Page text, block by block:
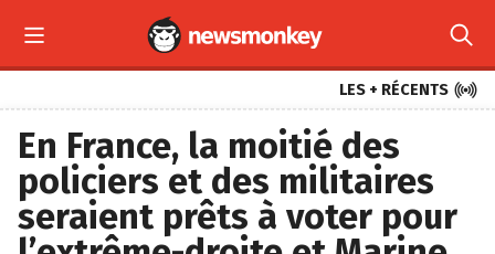
 
LES + RÉCENTS 
En France, la moitié des
policiers et des militaires
seraient prêts à voter pour